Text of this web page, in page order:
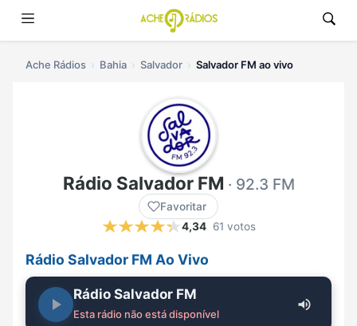
Ache Rádios Bahia Salvador Salvador FM ao vivo
Rádio Salvador FM · 92.3 FM
Favoritar
4,34 61 votos
Rádio Salvador FM Ao Vivo
Rádio Salvador FM
Esta rádio não está disponível